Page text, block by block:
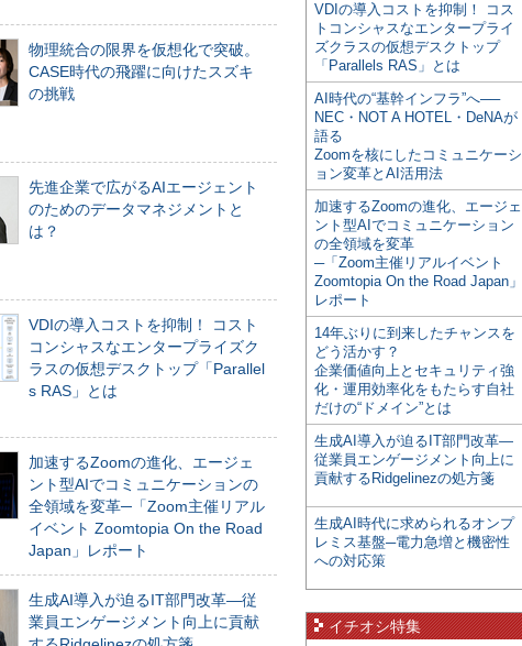
物理統合の限界を仮想化で突破。
CASE時代の飛躍に向けたスズキ
の挑戦
先進企業で広がるAIエージェント
のためのデータマネジメントと
は？
VDIの導入コストを抑制！ コスト
コンシャスなエンタープライズク
ラスの仮想デスクトップ「Parallel
s RAS」とは
加速するZoomの進化、エージェ
ント型AIでコミュニケーションの
全領域を変革─「Zoom主催リアル
イベント Zoomtopia On the Road
Japan」レポート
生成AI導入が迫るIT部門改革―従
業員エンゲージメント向上に貢献
VDIの導入コストを抑制！ コス
トコンシャスなエンタープライ
ズクラスの仮想デスクトップ
「Parallels RAS」とは
AI時代の“基幹インフラ”へ──
NEC・NOT A HOTEL・DeNAが
語る
Zoomを核にしたコミュニケーシ
ョン変革とAI活用法
加速するZoomの進化、エージェ
ント型AIでコミュニケーション
の全領域を変革
─「Zoom主催リアルイベント
Zoomtopia On the Road Japan」
レポート
14年ぶりに到来したチャンスを
どう活かす？
企業価値向上とセキュリティ強
化・運用効率化をもたらす自社
だけの“ドメイン”とは
生成AI導入が迫るIT部門改革―
従業員エンゲージメント向上に
貢献するRidgelinezの処方箋
生成AI時代に求められるオンプ
レミス基盤─電力急増と機密性
への対応策
イチオシ特集